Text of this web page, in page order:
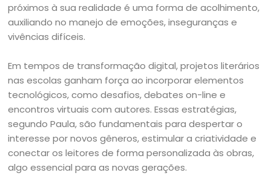
próximos à sua realidade é uma forma de acolhimento,
auxiliando no manejo de emoções, inseguranças e
vivências difíceis.
Em tempos de transformação digital, projetos literários
nas escolas ganham força ao incorporar elementos
tecnológicos, como desafios, debates on-line e
encontros virtuais com autores. Essas estratégias,
segundo Paula, são fundamentais para despertar o
interesse por novos gêneros, estimular a criatividade e
conectar os leitores de forma personalizada às obras,
algo essencial para as novas gerações.